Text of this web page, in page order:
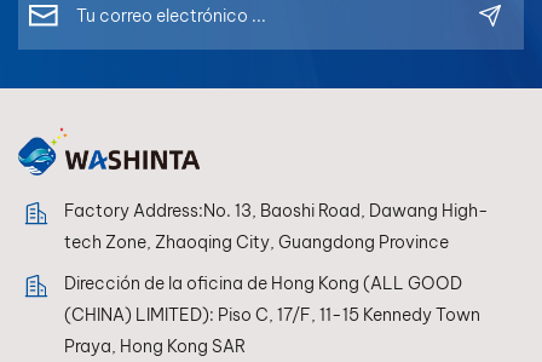
بالعربية
中文
Factory Address:No. 13, Baoshi Road, Dawang High-
tech Zone, Zhaoqing City, Guangdong Province
Dirección de la oficina de Hong Kong (ALL GOOD
(CHINA) LIMITED): Piso C, 17/F, 11-15 Kennedy Town
Praya, Hong Kong SAR